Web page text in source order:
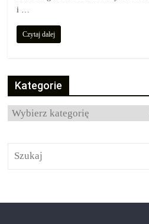
i …
Czytaj dalej
Kategorie
Kategorie